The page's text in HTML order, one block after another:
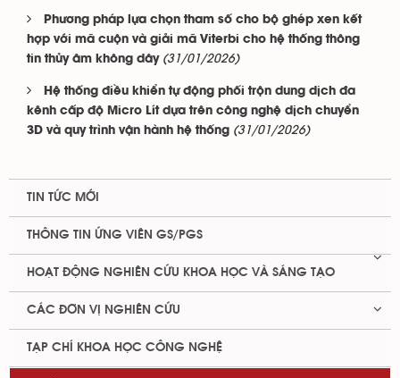
Phương pháp lựa chọn tham số cho bộ ghép xen kết
hợp với mã cuộn và giải mã Viterbi cho hệ thống thông
tin thủy âm không dây (31/01/2026)
Hệ thống điều khiển tự động phối trộn dung dịch đa
kênh cấp độ Micro Lít dựa trên công nghệ dịch chuyển
3D và quy trình vận hành hệ thống (31/01/2026)
TIN TỨC MỚI
THÔNG TIN ỨNG VIÊN GS/PGS
HOẠT ĐỘNG NGHIÊN CỨU KHOA HỌC VÀ SÁNG TẠO
CÁC ĐƠN VỊ NGHIÊN CỨU
TẠP CHÍ KHOA HỌC CÔNG NGHỆ